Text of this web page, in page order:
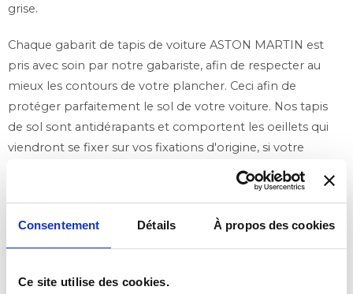
Consentement Détails À propos des cookies
Ce site utilise des cookies.
grise.
Chaque gabarit de tapis de voiture ASTON MARTIN est
pris avec soin par notre gabariste, afin de respecter au
mieux les contours de votre plancher. Ceci afin de
protéger parfaitement le sol de votre voiture. Nos tapis
de sol sont antidérapants et comportent les oeillets qui
viendront se fixer sur vos fixations d'origine, si votre
véhicule en est pourvu. Si vous n'avez pas de fixations sur
le plancher de votre #MARQUE# et que vous souhaitez
trouverons une solution.
pour votre ASTON MARTIN, nous sommes à votre